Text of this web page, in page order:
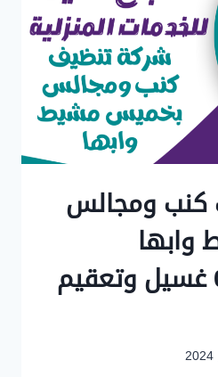
كنب ومجالس
0500655982 غسيل وتعقيم